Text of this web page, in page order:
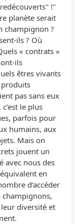
!"
planète serait
champignon ?
ils ? Où
« contrats »
ils
êtres vivants
produits
pas sans eux
le plus
parfois pour
humains, aux
Mais on
jouent un
avec nous des
en
d’accéder
diversité et